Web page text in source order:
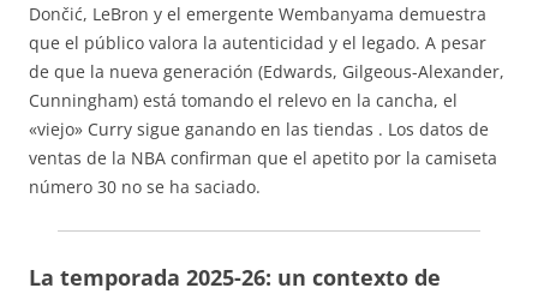
Dončić, LeBron y el emergente Wembanyama demuestra
que el público valora la autenticidad y el legado. A pesar
de que la nueva generación (Edwards, Gilgeous-Alexander,
Cunningham) está tomando el relevo en la cancha, el
«viejo» Curry sigue ganando en las tiendas . Los datos de
ventas de la NBA confirman que el apetito por la camiseta
número 30 no se ha saciado.
La temporada 2025-26: un contexto de